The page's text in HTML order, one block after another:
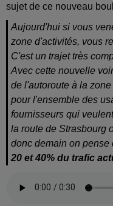
sujet de ce nouveau
Aujourd'hui si vous
zone d'activités, vous
C'est un trajet très
Avec cette nouvelle
de l'autoroute à la
pour l'ensemble des
fournisseurs qui
la route de Strasbourg
donc demain on pense
20 et 40% du trafic